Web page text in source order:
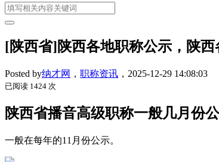
[陕西省]陕西各地职称公示，陕西
Posted by纳才网 ， 职称资讯 ， 2025-12-29 14:08:03
已阅读 1424 次
陕西省播音高级职称一般几月份
一般在每年的11月份公示。